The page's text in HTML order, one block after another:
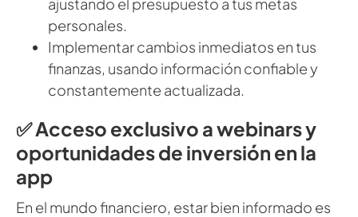
personales.
Implementar cambios inmediatos en tus
finanzas, usando información confiable y
constantemente actualizada.
✅ Acceso exclusivo a webinars y
oportunidades de inversión en la
app
En el mundo financiero, estar bien informado es